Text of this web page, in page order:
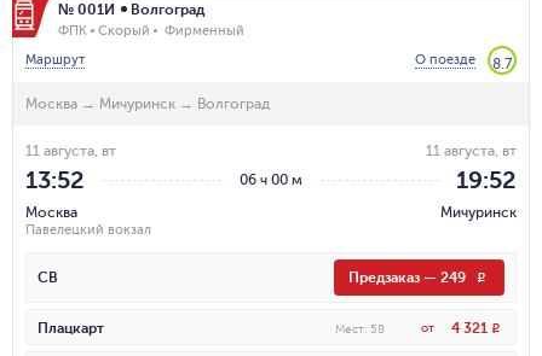
№ 001И Волгоград
ФПК Скорый
Фирменный
Маршрут
О поезде 8.7
Москва → Мичуринск → Волгоград
06 ч 00 м
11 августа, вт
13:52
Москва
Павелецкий вокзал
11 августа, вт
19:52
Мичуринск
СВ Предзаказ — 249 R
Плацкарт Мест: 58 от 4 321 R